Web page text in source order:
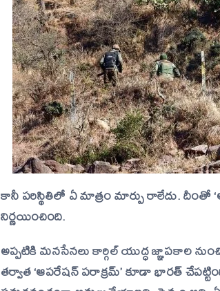
కానీ పరిస్థితిలో ఏ మాత్రం మార్పు రాలేదు. దీంతో
నిర్ణయించింది.
అప్పటికి మనసేనలు కార్గిల్‌ యుద్ధ జ్ఞాపకాల
తర్వాత ‘ఆపరేషన్‌ పరాక్రమ్‌’ కూడా భారత్‌